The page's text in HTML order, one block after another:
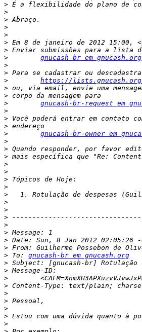
>
>
>
>
>
> Em 8 de janeiro de 2012 15:00, <
>
>
gnucash-br em gnucash.org
>
>
>
https://
>
>
>
gnucash-br-request em
>
>
>
>
gnucash-br-owner em
>
>
>
>
>
>
>
>
>
>
>
>
>
>
> From: Guilherme Possebon de
> To: gnucash-br em gnucash.org
>
>
>
>
>
>
>
>
>